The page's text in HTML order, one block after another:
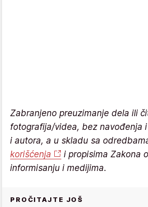
Zabranjeno preuzimanje dela ili
fotografija/videa, bez navođenja
i autora, a u skladu sa
korišćenja
i propisima Zakona
informisanju i medijima.
PROČITAJTE JOŠ